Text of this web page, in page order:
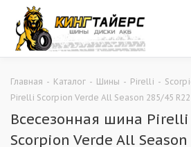
Главная - Каталог - Шины - Pirelli -
Pirelli Scorpion Verde All Season 285/45 R22
Всесезонная шина Pirelli
Scorpion Verde All Season